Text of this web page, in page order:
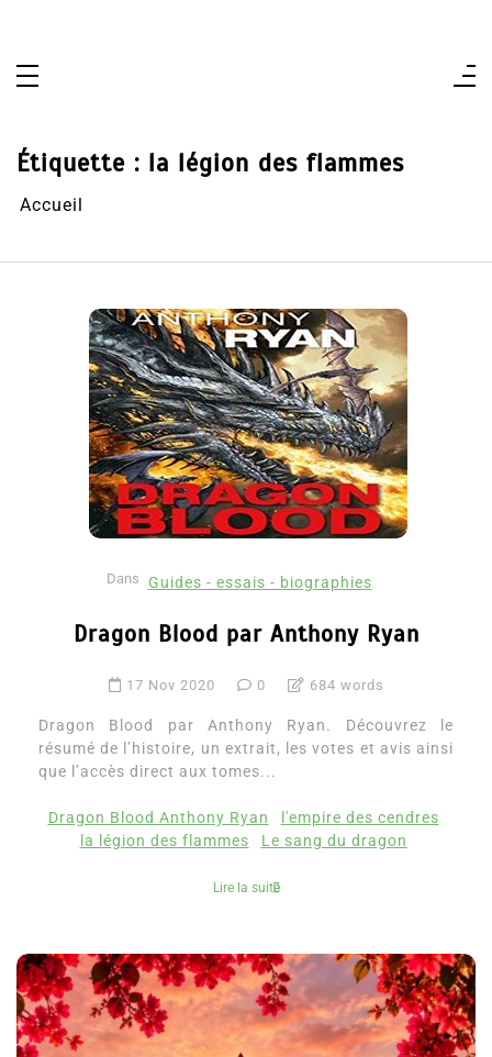
Étiquette : la légion des flammes
Accueil
Dans Guides - essais - biographies
Dragon Blood par Anthony Ryan
17 Nov 2020 0 684 words
Dragon Blood par Anthony Ryan. Découvrez le
résumé de l’histoire, un extrait, les votes et avis ainsi
que l’accès direct aux tomes...
Dragon Blood Anthony Ryan
l'empire des cendres
la légion des flammes
Le sang du dragon
Lire la suite